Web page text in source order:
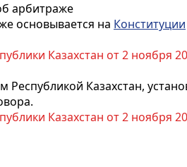
арбитраже
основывается на Конституции
Казахстан от 2
Казахстан,
Казахстан от 2